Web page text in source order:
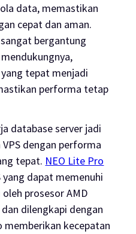
data, memastikan
cepat dan aman.
bergantung
tepat menjadi
performa tetap
database server jadi
dengan performa
tepat. NEO Lite Pro
yang dapat memenuhi
prosesor AMD
dilengkapi dengan
memberikan kecepatan